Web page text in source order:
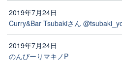
2019年7月24日
Curry&Bar Tsubakiさん
2019年7月24日
のんびーりマキノP